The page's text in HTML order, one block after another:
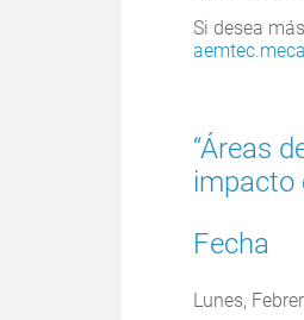
Si desea
“Áreas
impacto
Fecha
Lunes,